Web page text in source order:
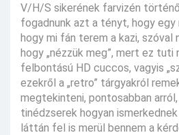
V/H/S sikerének farvizén
fogadnunk azt a tényt, hogy egy
hogy mi fán terem a kazi, szóval
hogy „nézzük meg”, mert ez tuti
felbontású HD cuccos, vagyis
ezekről a „retro” tárgyakról
megtekinteni, pontosabban arról,
tinédzserek hogyan
láttán fel is merül bennem a